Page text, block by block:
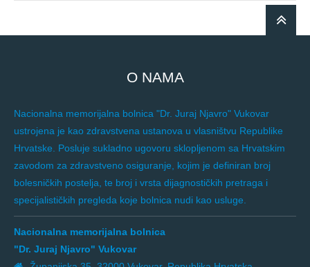
O NAMA
Nacionalna memorijalna bolnica "Dr. Juraj Njavro" Vukovar
ustrojena je kao zdravstvena ustanova u vlasništvu Republike
Hrvatske. Posluje sukladno ugovoru sklopljenom sa Hrvatskim
zavodom za zdravstveno osiguranje, kojim je definiran broj
bolesničkih postelja, te broj i vrsta dijagnostičkih pretraga i
specijalističkih pregleda koje bolnica nudi kao usluge.
Nacionalna memorijalna bolnica
"Dr. Juraj Njavro" Vukovar